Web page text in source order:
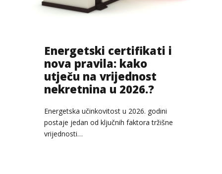
Energetski certifikati i
nova pravila: kako
utječu na vrijednost
nekretnina u 2026.?
Energetska učinkovitost u 2026. godini
postaje jedan od ključnih faktora tržišne
vrijednosti…